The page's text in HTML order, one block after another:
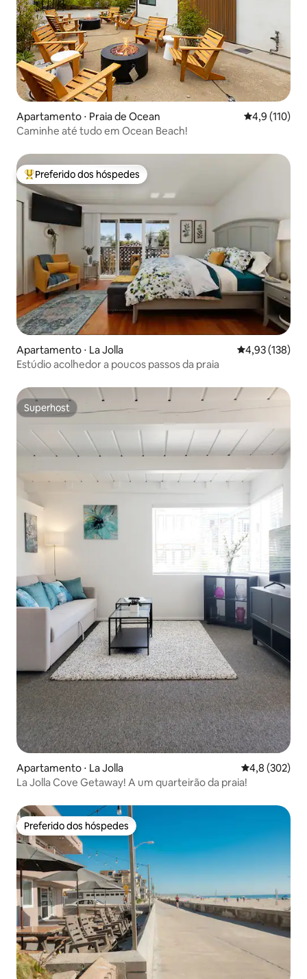
Apartamento ⋅ Praia de Ocean 4,9 de uma
4,9 (110)
Caminhe até tudo em Ocean Beach!
Entre os melhores preferidos dos hóspedes
Preferido dos hóspedes
Apartamento ⋅ La Jolla 4,93 de uma
4,93 (138)
Estúdio acolhedor a poucos passos da praia
Superhost
Superhost
Apartamento ⋅ La Jolla 4,8 de uma
4,8 (302)
La Jolla Cove Getaway! A um quarteirão da praia!
Preferido dos hóspedes
Preferido dos hóspedes